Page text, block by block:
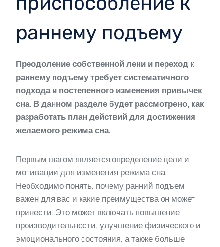
раннему подъему
Преодоление собственной лени и переход к
раннему подъему требует систематичного
подхода и постепенного изменения привычек
сна. В данном разделе будет рассмотрено, как
разработать план действий для достижения
желаемого режима сна.
Первым шагом является определение цели и
мотивации для изменения режима сна.
Необходимо понять, почему ранний подъем
важен для вас и какие преимущества он может
принести. Это может включать повышение
производительности, улучшение физического и
эмоционального состояния, а также больше